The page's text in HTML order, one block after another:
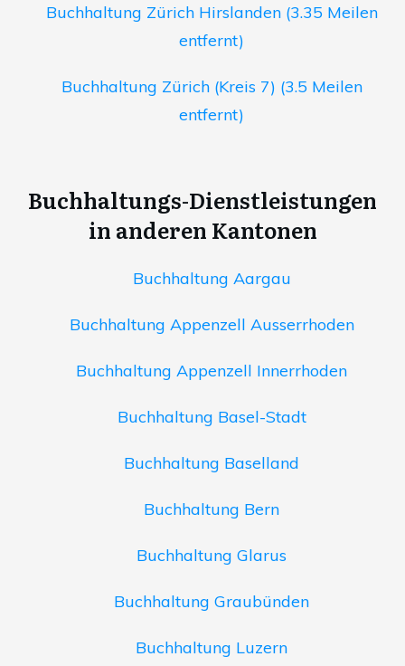
Buchhaltung Zürich Hirslanden (3.35 Meilen
entfernt)
Buchhaltung Zürich (Kreis 7) (3.5 Meilen
entfernt)
Buchhaltungs-Dienstleistungen
in anderen Kantonen
Buchhaltung Aargau
Buchhaltung Appenzell Ausserrhoden
Buchhaltung Appenzell Innerrhoden
Buchhaltung Basel-Stadt
Buchhaltung Baselland
Buchhaltung Bern
Buchhaltung Glarus
Buchhaltung Graubünden
Buchhaltung Luzern